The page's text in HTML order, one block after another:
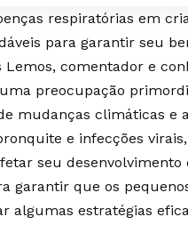
respiratórias em
para garantir seu
comentador e
preocupação
mudanças climáticas e
e infecções
seu desenvolvimento
garantir que os
algumas estratégias